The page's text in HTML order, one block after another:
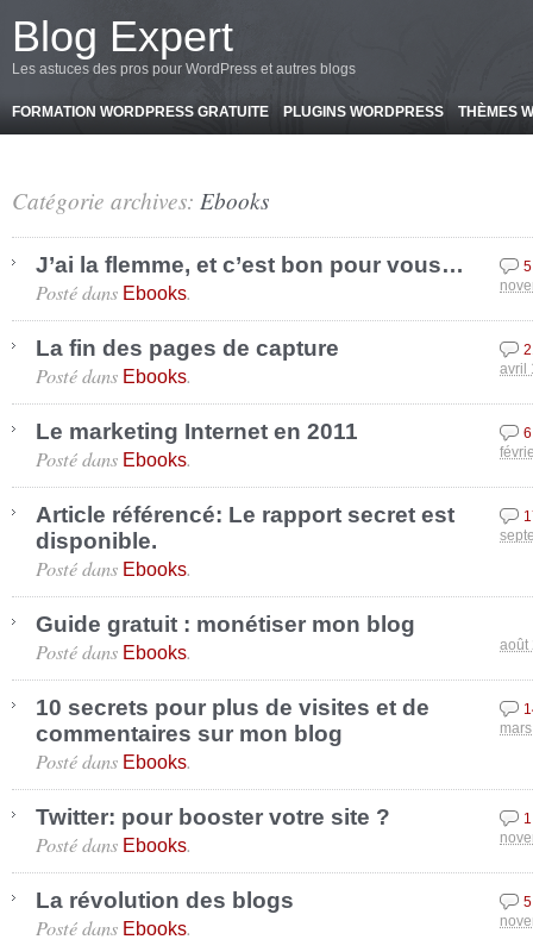
Blog Expert
Les astuces des pros pour WordPress et autres blogs
FORMATION WORDPRESS GRATUITE PLUGINS WORDPRESS THÈMES
Catégorie archives: Ebooks
J’ai la flemme, et c’est bon pour vous…
Posté dans Ebooks.
La fin des pages de capture
avril
Posté dans Ebooks.
Le marketing Internet en 2011
Posté dans Ebooks.
Article référencé: Le rapport secret est
disponible.
Posté dans Ebooks.
Guide gratuit : monétiser mon blog
août
Posté dans Ebooks.
10 secrets pour plus de visites et de
commentaires sur mon blog
Posté dans Ebooks.
Twitter: pour booster votre site ?
Posté dans Ebooks.
La révolution des blogs
Posté dans Ebooks.